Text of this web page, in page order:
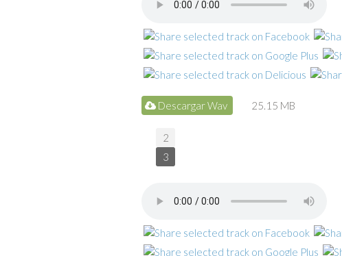
Descargar Wav 25.15 MB
2
3